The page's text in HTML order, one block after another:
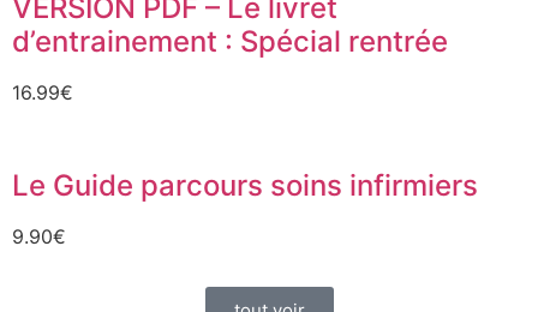
VERSION PDF – Le livret
d’entrainement : Spécial rentrée
16.99€
Le Guide parcours soins infirmiers
9.90€